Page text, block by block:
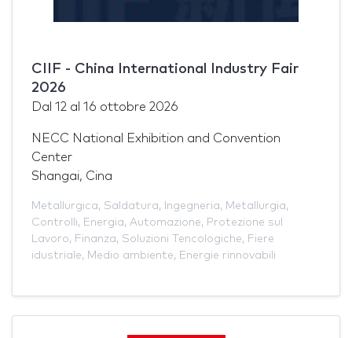
CIIF - China International Industry Fair
2026
Dal 12 al 16 ottobre 2026
NECC National Exhibition and Convention
Center
Shangai, Cina
Metallurgica, Saldatura, Ingegneria, Metallurgia,
Controlli, Energia, Automazione, Protezione sul
Lavoro, Finanza, Soluzioni Tencologiche, Fiere
idustriale, Medio ambiente, Energie rinnovabili